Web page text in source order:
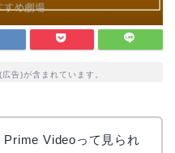
告)が含まれています。
Videoって見られ